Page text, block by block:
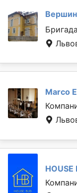
Бригада
Marcо
HOUSE